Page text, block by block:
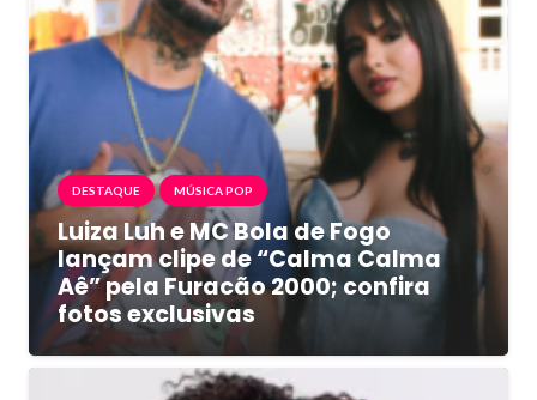
DESTAQUE MÚSICA POP
Luiza Luh e MC Bola de Fogo
lançam clipe de “Calma Calma
Aê” pela Furacão 2000; confira
fotos exclusivas